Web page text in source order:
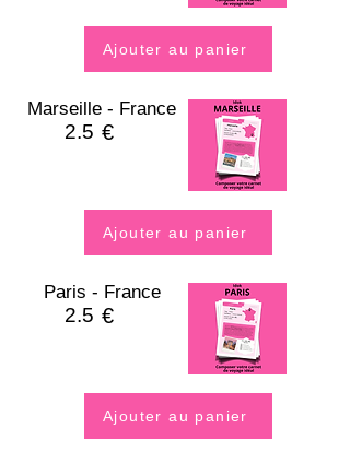
Ajouter au panier
Marseille - France
2.5 €
Ajouter au panier
Paris - France
2.5 €
Ajouter au panier